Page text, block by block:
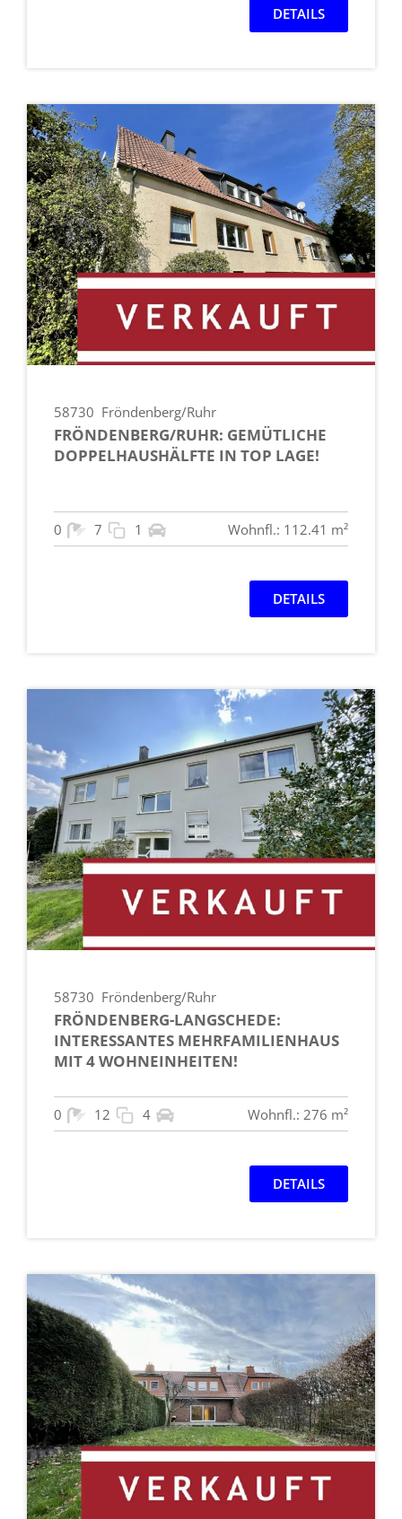
DETAILS
58730 Fröndenberg/Ruhr
FRÖNDENBERG/RUHR: GEMÜTLICHE
DOPPELHAUSHÄLFTE IN TOP LAGE!
0 7 1 Wohnfl.: 112.41 m²
DETAILS
58730 Fröndenberg/Ruhr
FRÖNDENBERG-LANGSCHEDE:
INTERESSANTES MEHRFAMILIENHAUS
MIT 4 WOHNEINHEITEN!
0 12 4 Wohnfl.: 276 m²
DETAILS